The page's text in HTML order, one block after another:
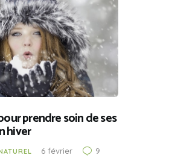
prendre soin de ses
hiver
6 février 9